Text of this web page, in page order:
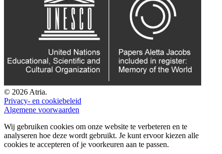
© 2026 Atria.
Privacy- en cookiebeleid
Algemene voorwaarden
Wij gebruiken cookies om onze website te verbeteren en te
analyseren hoe deze wordt gebruikt. Je kunt ervoor kiezen alle
cookies te accepteren of je voorkeuren aan te passen.